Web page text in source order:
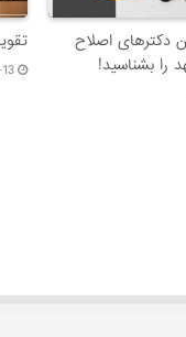
دکتر‌های اصلاح
را بشناسید!
سلام و خسته نباشید من